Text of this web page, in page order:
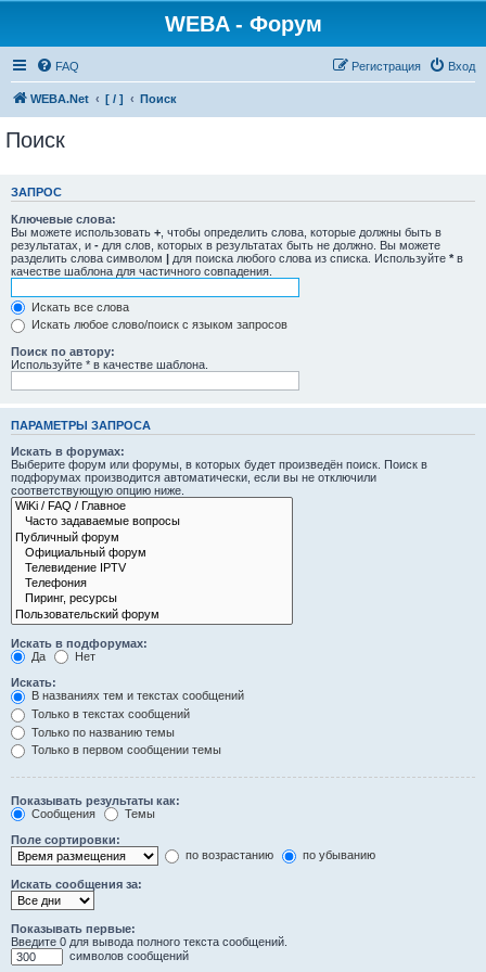
WEBA - Форум
FAQ Вход
Регистрация
WEBA.Net [ / ] Поиск
Поиск
ЗАПРОС
Ключевые слова:
Вы можете использовать + , чтобы определить слова, которые должны быть в
результатах, и - для слов, которых в результатах быть не должно. Вы можете
разделить слова символом | для поиска любого слова из списка. Используйте * в
качестве шаблона для частичного совпадения.
Искать все слова
Искать любое слово/поиск с языком запросов
Поиск по автору:
Используйте * в качестве шаблона.
ПАРАМЕТРЫ ЗАПРОСА
Искать в форумах:
Выберите форум или форумы, в которых будет произведён поиск. Поиск в
подфорумах производится автоматически, если вы не отключили
соответствующую опцию ниже.
Искать в подфорумах:
Да
Нет
Искать:
В названиях тем и текстах сообщений
Только в текстах сообщений
Только по названию темы
Только в первом сообщении темы
Показывать результаты как:
Сообщения
Темы
Поле сортировки:
по возрастанию
по убыванию
Искать сообщения за:
Показывать первые:
Введите 0 для вывода полного текста сообщений.
символов сообщений